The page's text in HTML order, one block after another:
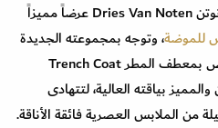
قدم المصمم البلجيكي درايز فان نوتن Dries Van Noten عرضاً مميزاً
للموضة، وتوجه بمجموعته الجديدة
إلى امرأة قوية وجريئة، افتتح العرض بمعطف المطر Trench Coat
بياقته العالية، لتتهادى
من الملابس العصرية فائقة الأناقة.